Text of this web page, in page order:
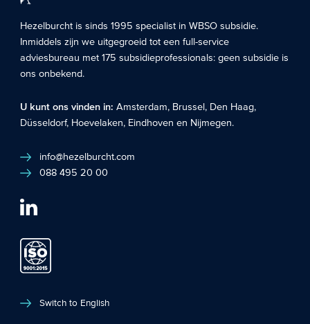
Hezelburcht is sinds 1995 specialist inWBSO subsidie.
Inmiddels zijn we uitgegroeid tot een full-service
adviesbureau met 175 subsidieprofessionals: geen subsidie is
ons onbekend.
U kunt ons vinden in:Amsterdam, Brussel, Den Haag,
Düsseldorf, Hoevelaken, Eindhoven en Nijmegen.
info@hezelburcht.com
088 495 20 00
Switch to English